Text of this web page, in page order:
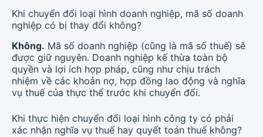
Khi chuyển đổi loại hình doanh nghiệp, mã số doanh
nghiệp có bị thay đổi không?
Không. Mã số doanh nghiệp (cũng là mã số thuế) sẽ
được giữ nguyên. Doanh nghiệp kế thừa toàn bộ
quyền và lợi ích hợp pháp, cũng như chịu trách
nhiệm về các khoản nợ, hợp đồng lao động và nghĩa
vụ thuế của thực thể trước khi chuyển đổi.
Khi thực hiện chuyển đổi loại hình công ty có phải
xác nhận nghĩa vụ thuế hay quyết toán thuế không?